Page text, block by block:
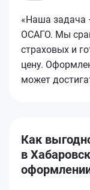
«Наша задача
ОСАГО. Мы
страховых и
цену.
может
Как
в